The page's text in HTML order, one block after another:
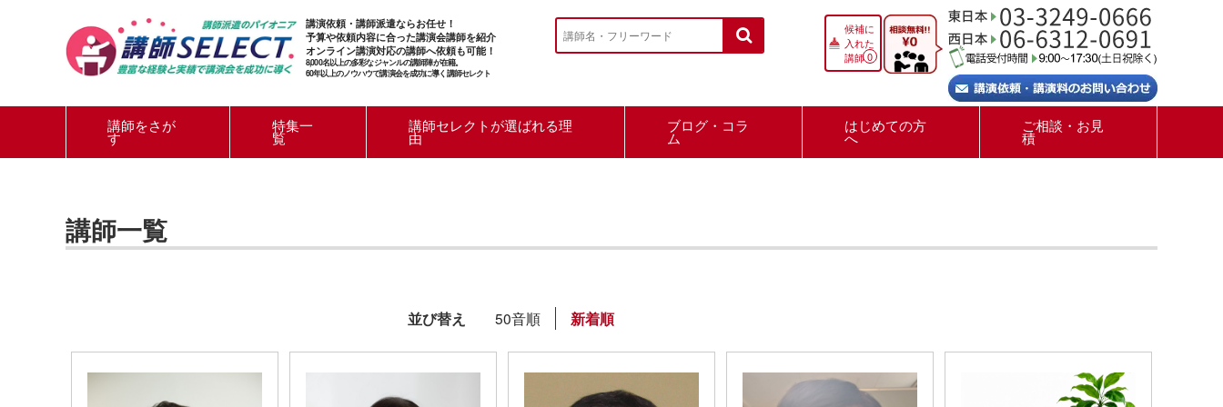
講演依頼・講師派遣ならお任せ！
予算や依頼内容に合った講演会講師を紹介
オンライン講演対応の講師へ依頼も可能！
8,000名以上の多彩なジャンルの講師陣が在籍。
60年以上のノウハウで講演会を成功に導く講師セレクト
候補に
入れた
講師0
講師をさが
す
特集一
覧
講師セレクトが選ばれる理
由
ブログ・コラ
ム
はじめての方
へ
ご相談・お見
積
講師一覧
並び替え 50音順 新着順